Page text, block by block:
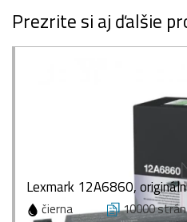
Prezrite si aj ďalšie
Lexmark 12A6860,
čierna 10000 strán